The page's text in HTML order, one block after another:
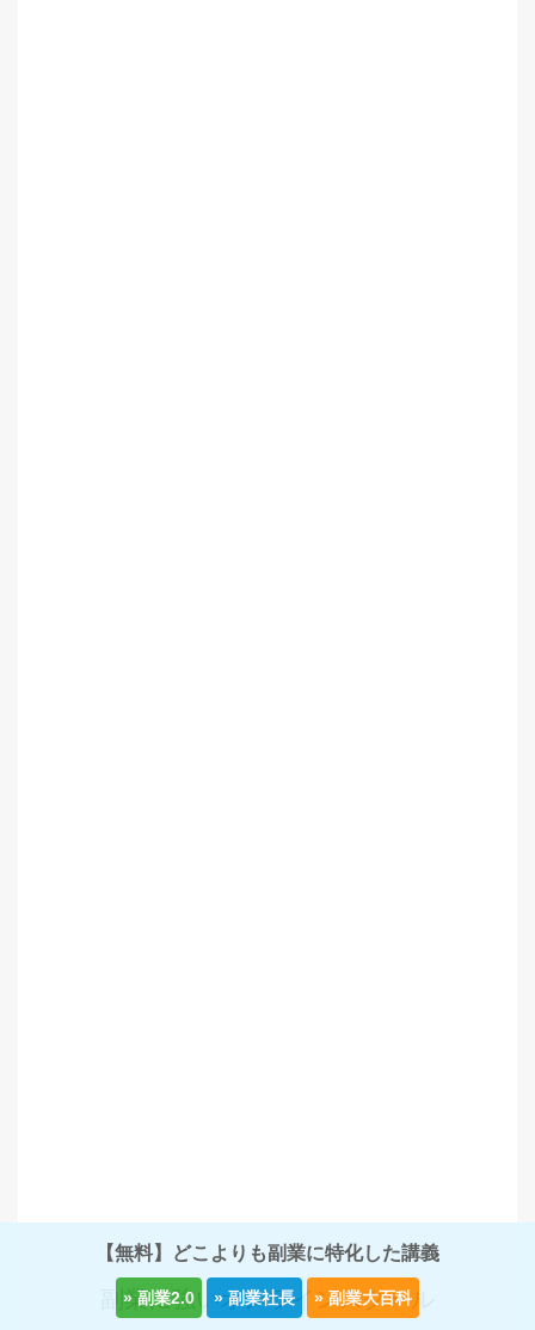
副業に強いオンラインスクール
【無料】どこよりも副業に特化した講義